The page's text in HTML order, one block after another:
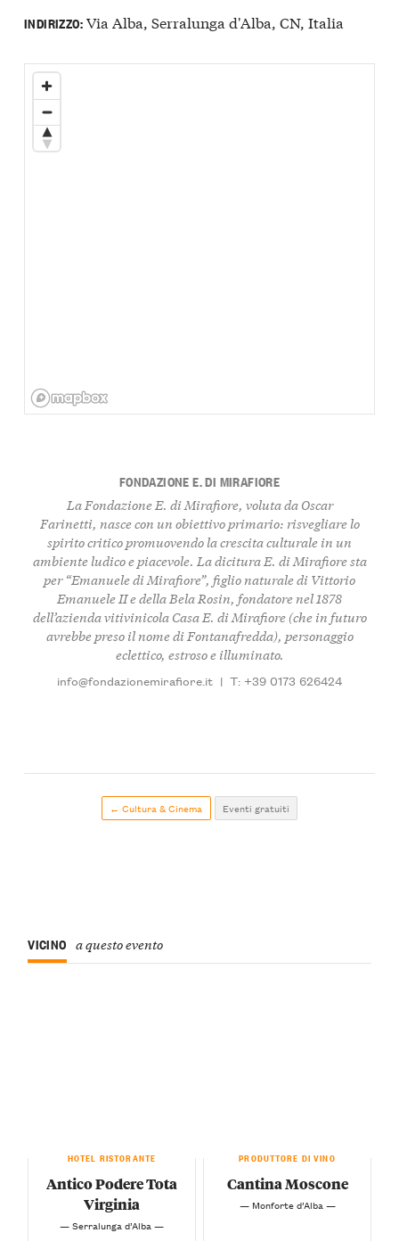
INDIRIZZO:Via Alba, Serralunga d'Alba, CN, Italia
FONDAZIONE E. DI MIRAFIORE
La Fondazione E. di Mirafiore, voluta da Oscar
Farinetti, nasce con un obiettivo primario: risvegliare lo
spirito critico promuovendo la crescita culturale in un
ambiente ludico e piacevole. La dicitura E. di Mirafiore sta
per “Emanuele di Mirafiore”, figlio naturale di Vittorio
Emanuele II e della Bela Rosin, fondatore nel 1878
dell’azienda vitivinicola Casa E. di Mirafiore (che in futuro
avrebbe preso il nome di Fontanafredda), personaggio
eclettico, estroso e illuminato.
info@fondazionemirafiore.it | T: +39 0173 626424
← Cultura & Cinema Eventi gratuiti
VICINO a questo evento
HOTEL RISTORANTE
Antico Podere Tota
Virginia
— Serralunga d’Alba —
PRODUTTORE DI VINO
Cantina Moscone
— Monforte d’Alba —